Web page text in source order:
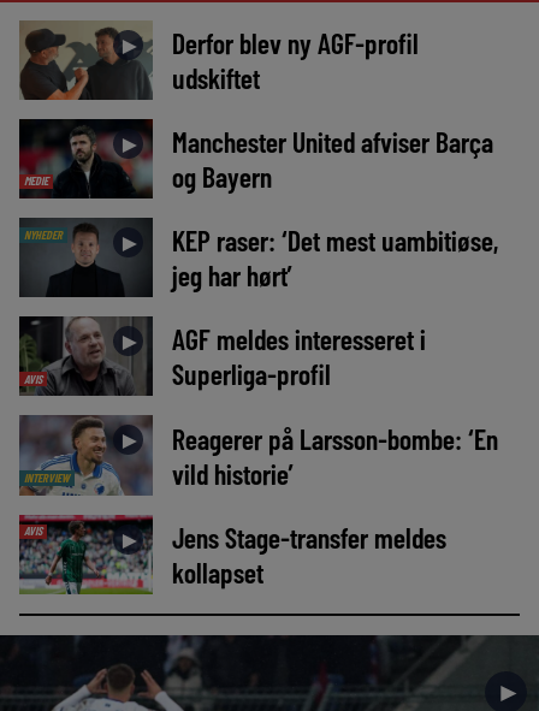
►
Derfor blev ny AGF-profil
udskiftet
MEDIE
►
Manchester United afviser Barça
og Bayern
NYHEDER ►
KEP raser: ‘Det mest uambitiøse,
jeg har hørt’
AVIS
►
AGF meldes interesseret i
Superliga-profil
INTERVIEW
►
Reagerer på Larsson-bombe: ‘En
vild historie’
AVIS ►
Jens Stage-transfer meldes
kollapset
►